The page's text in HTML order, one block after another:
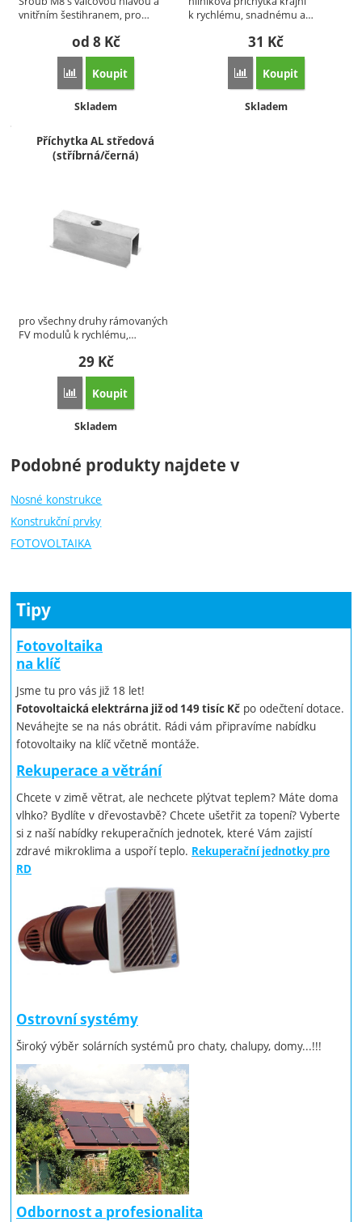
vnitřním šestihranem, pro…
od 8 Kč
Porovnat
Koupit
Dostupnost:
Skladem
k rychlému, snadnému a…
31 Kč
Porovnat
Koupit
Dostupnost:
Skladem
Příchytka AL středová
(stříbrná/černá)
pro všechny druhy rámovaných
FV modulů k rychlému,…
29 Kč
Porovnat
Koupit
Dostupnost:
Skladem
Podobné produkty najdete v
Nosné konstrukce
Konstrukční prvky
FOTOVOLTAIKA
Tipy
Fotovoltaika
na klíč
Jsme tu pro vás již 18 let!
Fotovoltaická elektrárna již od 149 tisíc Kč po odečtení dotace.
Neváhejte se na nás obrátit. Rádi vám připravíme nabídku
fotovoltaiky na klíč včetně montáže.
Rekuperace a větrání
Chcete v zimě větrat, ale nechcete plýtvat teplem? Máte doma
vlhko? Bydlíte v dřevostavbě? Chcete ušetřit za topení? Vyberte
si z naší nabídky rekuperačních jednotek, které Vám zajistí
zdravé mikroklima a uspoří teplo. Rekuperační jednotky pro
RD
Ostrovní systémy
Široký výběr solárních systémů pro chaty, chalupy, domy...!!!
Odbornost a profesionalita